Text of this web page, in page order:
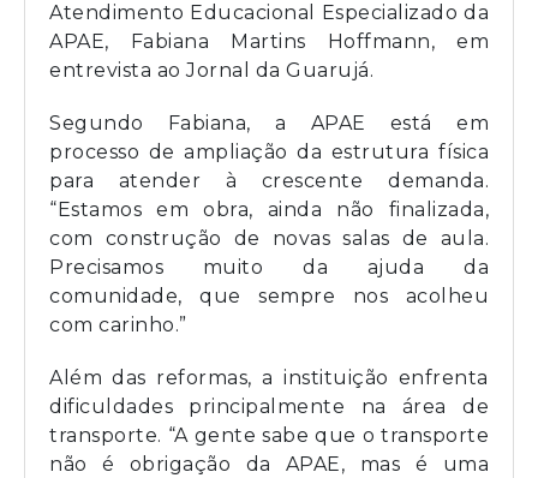
Atendimento Educacional Especializado da
APAE, Fabiana Martins Hoffmann, em
entrevista ao Jornal da Guarujá.
Segundo Fabiana, a APAE está em
processo de ampliação da estrutura física
para atender à crescente demanda.
“Estamos em obra, ainda não finalizada,
com construção de novas salas de aula.
Precisamos muito da ajuda da
comunidade, que sempre nos acolheu
com carinho.”
Além das reformas, a instituição enfrenta
dificuldades principalmente na área de
transporte. “A gente sabe que o transporte
não é obrigação da APAE, mas é uma